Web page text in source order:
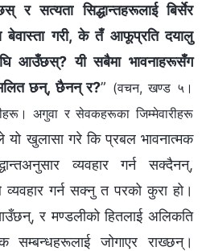
र सत्यता सिद्धान्तहरूलाई बिर्सेर
बेवास्ता गरी, के तँ आफूप्रति दयालु
आउँछस्? यी सबैमा भावनाहरूसँग
छन्, छैनन् र?” (वचन, खण्ड ५।
अगुवा र सेवकहरूका जिम्‍मेवारीहरू
यो खुलासा गरे कि प्रबल भावनात्मक
व्यवहार गर्न सक्दैनन्,
गर्न सक्‍नु त परको कुरा हो।
र मण्डलीको हितलाई अलिकति
सम्बन्धहरूलाई जोगाएर राख्छन्।